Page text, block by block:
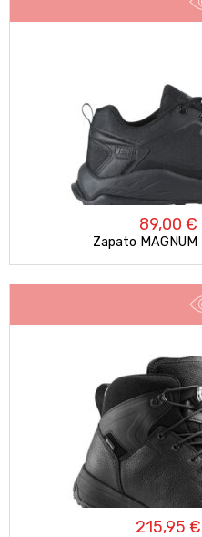
89,00 €
Zapato
215,95 €